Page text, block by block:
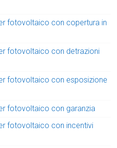
fotovoltaico con copertura in
fotovoltaico con detrazioni
fotovoltaico con esposizione
fotovoltaico con garanzia
fotovoltaico con incentivi